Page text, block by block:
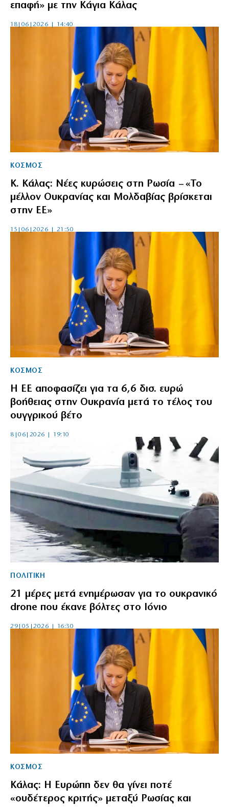
επαφή» με την Κάγια Κάλας
18|06|2026 | 14:40
ΚΟΣΜΟΣ
Κ. Κάλας: Νέες κυρώσεις στη Ρωσία – «Το
μέλλον Ουκρανίας και Μολδαβίας βρίσκεται
στην ΕΕ»
15|06|2026 | 21:50
ΚΟΣΜΟΣ
Η ΕΕ αποφασίζει για τα 6,6 δισ. ευρώ
βοήθειας στην Ουκρανία μετά το τέλος του
ουγγρικού βέτο
8|06|2026 | 19:10
ΠΟΛΙΤΙΚΗ
21 μέρες μετά ενημέρωσαν για το ουκρανικό
drone που έκανε βόλτες στο Ιόνιο
29|05|2026 | 16:30
ΚΟΣΜΟΣ
Κάλας: Η Ευρώπη δεν θα γίνει ποτέ
«ουδέτερος κριτής» μεταξύ Ρωσίας και